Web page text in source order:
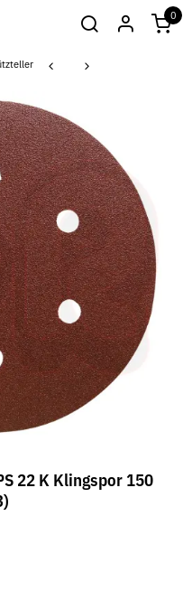
0
22 K Klingspor 150